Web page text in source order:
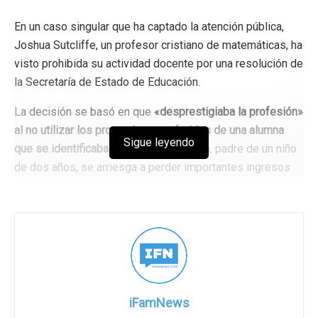
En un caso singular que ha captado la atención pública,
Joshua Sutcliffe, un profesor cristiano de matemáticas, ha
visto prohibida su actividad docente por una resolución de
la Secretaría de Estado de Educación.
La decisión se basó en que «desprestigiaba la profesión»
al no utilizar los pronombres preferidos de una alumna
que se identificaba como varón. Joshua, padre de un niño
de dos años, se arriesga a perder importantes ingresos
Sutcliffe saltó por primera vez a la palestra pública en
2017, cuando emprendió una acción legal contra la
posteriormente despedido por supuestamente
Sigue leyendo
iFamNews